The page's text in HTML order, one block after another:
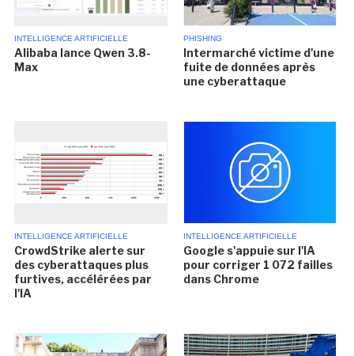
INTELLIGENCE ARTIFICIELLE
Alibaba lance Qwen 3.8-
Max
PHISHING
Intermarché victime d'une
fuite de données après
une cyberattaque
INTELLIGENCE ARTIFICIELLE
CrowdStrike alerte sur
des cyberattaques plus
furtives, accélérées par
l'IA
INTELLIGENCE ARTIFICIELLE
Google s'appuie sur l'IA
pour corriger 1 072 failles
dans Chrome